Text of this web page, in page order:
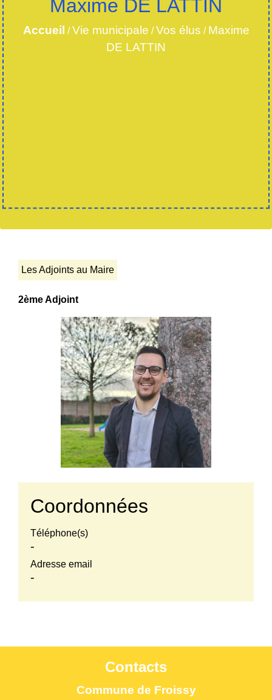
Maxime DE LATTIN
Accueil /Vie municipale /Vos élus / Maxime
DE LATTIN
Les Adjoints au Maire
2ème Adjoint
Coordonnées
Téléphone(s)
-
Adresse email
-
Contacts
Commune de Froissy